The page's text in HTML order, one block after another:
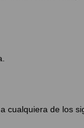
cualquiera de los